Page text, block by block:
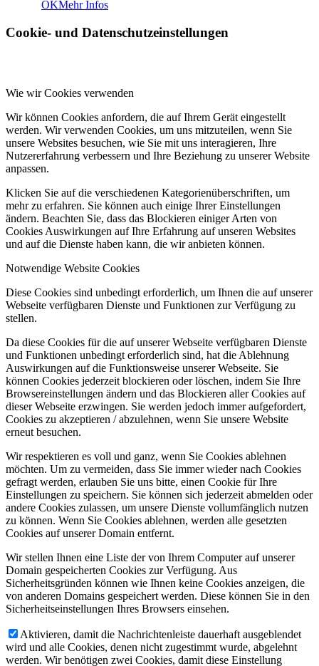
OKMehr Infos
Cookie- und Datenschutzeinstellungen
Wie wir Cookies verwenden
Wir können Cookies anfordern, die auf Ihrem Gerät eingestellt
werden. Wir verwenden Cookies, um uns mitzuteilen, wenn Sie
unsere Websites besuchen, wie Sie mit uns interagieren, Ihre
Nutzererfahrung verbessern und Ihre Beziehung zu unserer Website
anpassen.
Klicken Sie auf die verschiedenen Kategorienüberschriften, um
mehr zu erfahren. Sie können auch einige Ihrer Einstellungen
ändern. Beachten Sie, dass das Blockieren einiger Arten von
Cookies Auswirkungen auf Ihre Erfahrung auf unseren Websites
und auf die Dienste haben kann, die wir anbieten können.
Notwendige Website Cookies
Diese Cookies sind unbedingt erforderlich, um Ihnen die auf unserer
Webseite verfügbaren Dienste und Funktionen zur Verfügung zu
stellen.
Da diese Cookies für die auf unserer Webseite verfügbaren Dienste
und Funktionen unbedingt erforderlich sind, hat die Ablehnung
Auswirkungen auf die Funktionsweise unserer Webseite. Sie
können Cookies jederzeit blockieren oder löschen, indem Sie Ihre
Browsereinstellungen ändern und das Blockieren aller Cookies auf
dieser Webseite erzwingen. Sie werden jedoch immer aufgefordert,
Cookies zu akzeptieren / abzulehnen, wenn Sie unsere Website
erneut besuchen.
Wir respektieren es voll und ganz, wenn Sie Cookies ablehnen
möchten. Um zu vermeiden, dass Sie immer wieder nach Cookies
gefragt werden, erlauben Sie uns bitte, einen Cookie für Ihre
Einstellungen zu speichern. Sie können sich jederzeit abmelden oder
andere Cookies zulassen, um unsere Dienste vollumfänglich nutzen
zu können. Wenn Sie Cookies ablehnen, werden alle gesetzten
Cookies auf unserer Domain entfernt.
Wir stellen Ihnen eine Liste der von Ihrem Computer auf unserer
Domain gespeicherten Cookies zur Verfügung. Aus
Sicherheitsgründen können wie Ihnen keine Cookies anzeigen, die
von anderen Domains gespeichert werden. Diese können Sie in den
Sicherheitseinstellungen Ihres Browsers einsehen.
Aktivieren, damit die Nachrichtenleiste dauerhaft ausgeblendet
wird und alle Cookies, denen nicht zugestimmt wurde, abgelehnt
werden. Wir benötigen zwei Cookies, damit diese Einstellung